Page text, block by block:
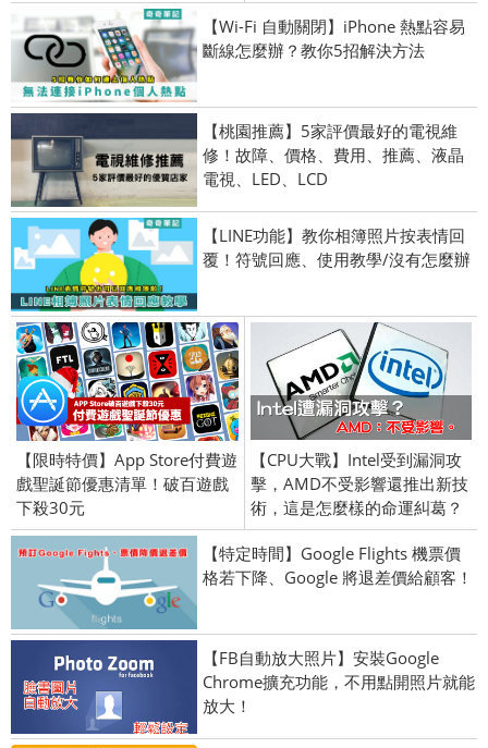
【Wi-Fi 自動關閉】iPhone 熱點容易
斷線怎麼辦？教你5招解決方法
【桃園推薦】5家評價最好的電視維
修！故障、價格、費用、推薦、液晶
電視、LED、LCD
【LINE功能】教你相簿照片按表情回
覆！符號回應、使用教學/沒有怎麼辦
【限時特價】App Store付費遊
戲聖誕節優惠清單！破百遊戲
下殺30元
【CPU大戰】Intel受到漏洞攻
擊，AMD不受影響還推出新技
術，這是怎麼樣的命運糾葛？
【特定時間】Google Flights 機票價
格若下降、Google 將退差價給顧客！
【FB自動放大照片】安裝Google
Chrome擴充功能，不用點開照片就能
放大！